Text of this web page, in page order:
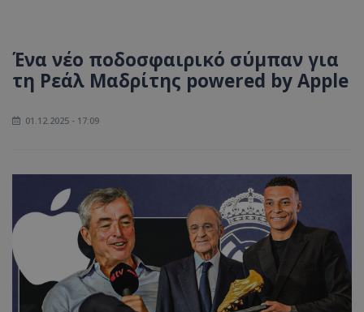
Ένα νέο ποδοσφαιρικό σύμπαν για
τη Ρεάλ Μαδρίτης powered by Apple
01.12.2025 - 17:09